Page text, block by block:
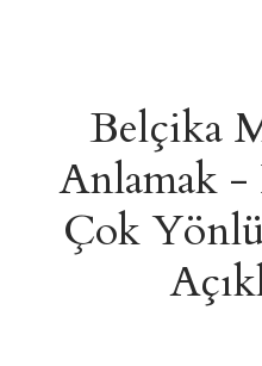
Belçika
Anlamak
Çok